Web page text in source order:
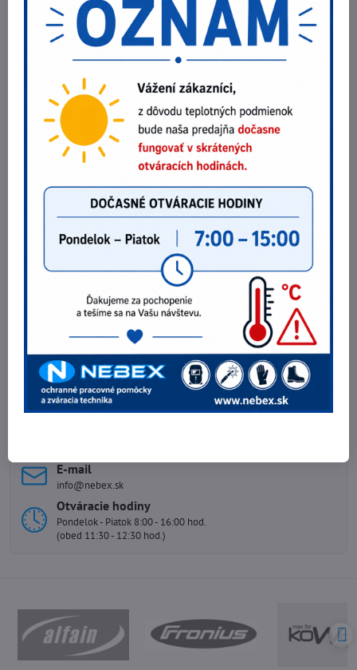
mail
Predchádzajúci produkt Nasledujúci produkt
Najpredávanejšie produkty v tejto
kategórii
Dámska halena CXS TARA
17,40 €bez DPH
36,29 €
Pánske operačné nohavice Irea S2
20,75 €bez DPH
Zobraziť
Potrebujete poradiť?
E-mail
info@nebex.sk
Otváracie hodiny
Pondelok - Piatok 8:00 - 16:00 hod.
(obed 11:30 - 12:30 hod.)